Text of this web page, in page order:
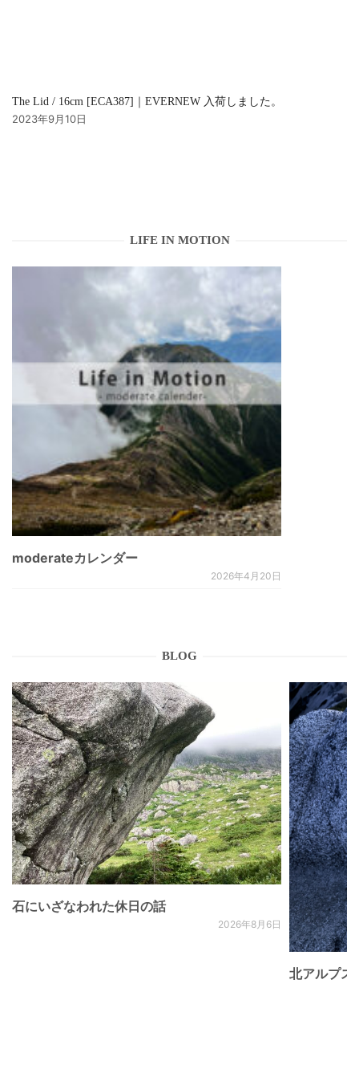
The Lid / 16cm [ECA387]｜EVERNEW 入荷しました。
2023年9月10日
LIFE IN MOTION
moderateカレンダー
2026年4月20日
BLOG
石にいざなわれた休日の話
2026年8月6日
北アルプ